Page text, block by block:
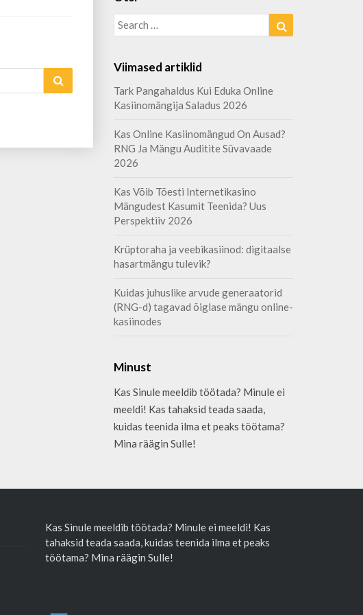
Search
for:
Viimased artiklid
Tark Pangahaldus Kui Eduka Online
Kasiinomängija Saladus 2026
Kas Online Kasiinomängud On Ausad?
RNG Ja Mängu Auditite Süvavaade
2026
Kas Võib Tõesti Internetikasino
Mängudest Kasumit Teenida? Uus
Perspektiiv 2026
Krüptoraha ja veebikasiinod: digitaalse
hasartmängu tulevik?
Kuidas juhuslike arvude generaatorid
(RNG-d) tagavad õiglase mängu online-
kasiinodes
Minust
Kas Sinule meeldib töötada? Minule ei
meeldi! Kas tahaksid teada saada,
kuidas teenida ilma et peaks töötama?
Mina räägin Sulle!
Kas Sinule meeldib töötada? Minule ei meeldi! Kas
tahaksid teada saada, kuidas teenida ilma et peaks
töötama? Mina räägin Sulle!